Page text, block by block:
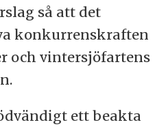
så att det
konkurrenskraften
och vintersjöfartens
ett beakta